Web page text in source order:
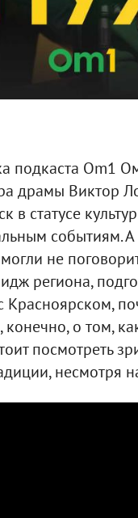
подкаста Om1
драмы Виктор
в статусе
событиям.
не
региона,
Красноярском,
о том,
посмотреть
несмотря